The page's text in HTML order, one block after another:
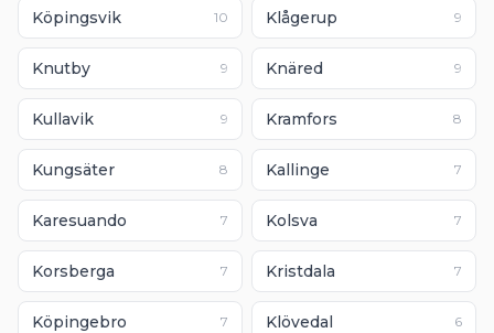
Köpingsvik 10 Klågerup 9
Knutby 9 Knäred 9
Kullavik 9 Kramfors 8
Kungsäter 8 Kallinge 7
Karesuando 7 Kolsva 7
Korsberga 7 Kristdala 7
Köpingebro 7 Klövedal 6